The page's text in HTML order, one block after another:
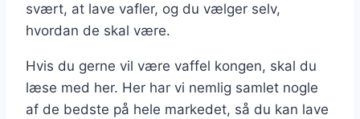
svært, at lave vafler, og du vælger selv,
hvordan de skal være.
Hvis du gerne vil være vaffel kongen, skal du
læse med her. Her har vi nemlig samlet nogle
af de bedste på hele markedet, så du kan lave